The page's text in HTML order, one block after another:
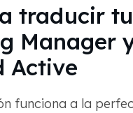
traducir
Manager
Active
funciona a la